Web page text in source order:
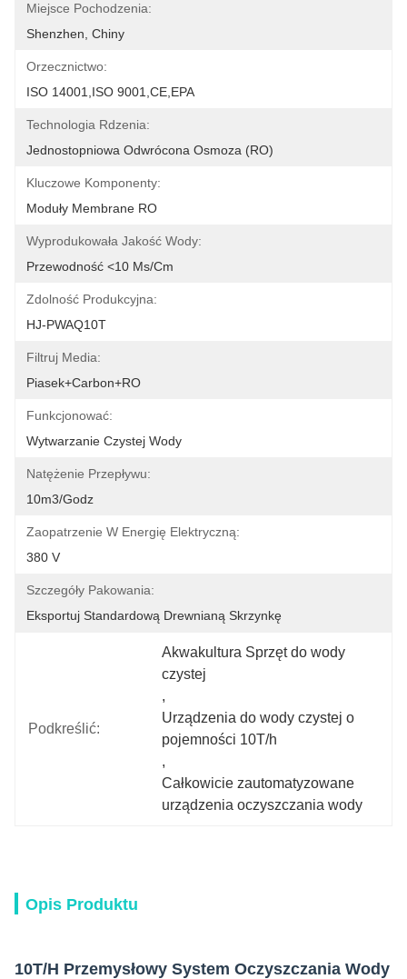
Miejsce Pochodzenia:
Shenzhen, Chiny
Orzecznictwo:
ISO 14001,ISO 9001,CE,EPA
Technologia Rdzenia:
Jednostopniowa Odwrócona Osmoza (RO)
Kluczowe Komponenty:
Moduły Membrane RO
Wyprodukowała Jakość Wody:
Przewodność <10 Μs/cm
Zdolność Produkcyjna:
HJ-PWAQ10T
Filtruj Media:
Piasek+Carbon+RO
Funkcjonować:
Wytwarzanie Czystej Wody
Natężenie Przepływu:
10m3/godz
Zaopatrzenie W Energię Elektryczną:
380 V
Szczegóły Pakowania:
Eksportuj Standardową Drewnianą Skrzynkę
Podkreślić:
Akwakultura Sprzęt do wody
czystej
,
Urządzenia do wody czystej o
pojemności 10T/h
,
Całkowicie zautomatyzowane
urządzenia oczyszczania wody
Opis Produktu
10T/H Przemysłowy System Oczyszczania Wody